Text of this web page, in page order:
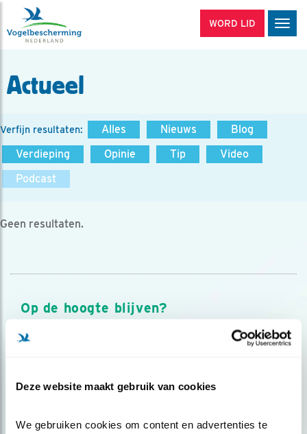
Deze website maakt gebruik van cookies
We gebruiken cookies om content en advertenties te
WORD LID
Actueel
Verfijn resultaten: Alles Nieuws
Blog
Verdieping
Opinie Tip
Video
Podcast
Geen resultaten.
Op de hoogte blijven?
Meld je aan en ontvang nieuws, inspiratie, acties en tips
over vogels en activiteiten van Vogelbescherming.